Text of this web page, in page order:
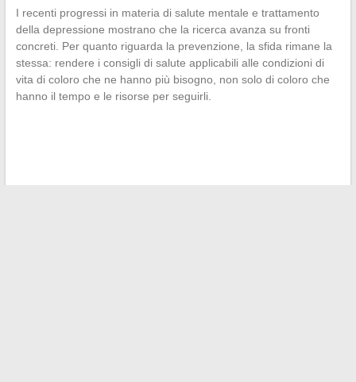
I recenti progressi in materia di salute mentale e trattamento
della depressione mostrano che la ricerca avanza su fronti
concreti. Per quanto riguarda la prevenzione, la sfida rimane la
stessa: rendere i consigli di salute applicabili alle condizioni di
vita di coloro che ne hanno più bisogno, non solo di coloro che
hanno il tempo e le risorse per seguirli.